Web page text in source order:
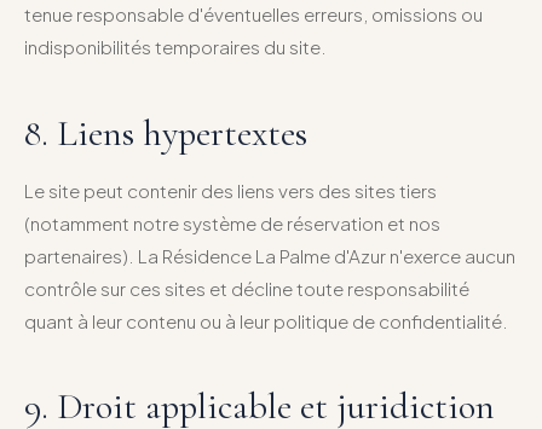
tenue responsable d'éventuelles erreurs, omissions ou
indisponibilités temporaires du site.
8. Liens hypertextes
Le site peut contenir des liens vers des sites tiers
(notamment notre système de réservation et nos
partenaires). La Résidence La Palme d'Azur n'exerce aucun
contrôle sur ces sites et décline toute responsabilité
quant à leur contenu ou à leur politique de confidentialité.
9. Droit applicable et juridiction